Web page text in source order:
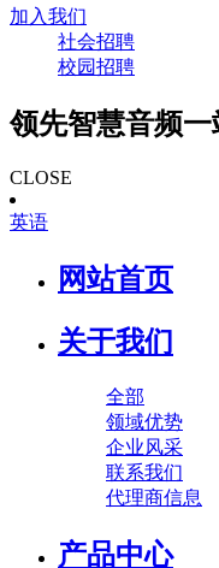
加入我们
社会招聘
校园招聘
领先智慧音频
CLOSE
英语
网站首页
关于我们
全部
领域优势
企业风采
联系我们
代理商信息
产品中心